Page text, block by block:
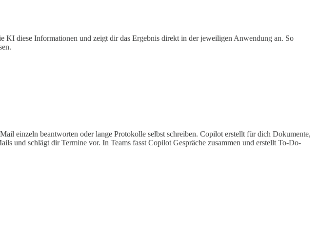
KI diese Informationen und zeigt dir das Ergebnis direkt in der jeweiligen Anwendung an. So
einzeln beantworten oder lange Protokolle selbst schreiben. Copilot erstellt für dich Dokumente,
und schlägt dir Termine vor. In Teams fasst Copilot Gespräche zusammen und erstellt To-Do-